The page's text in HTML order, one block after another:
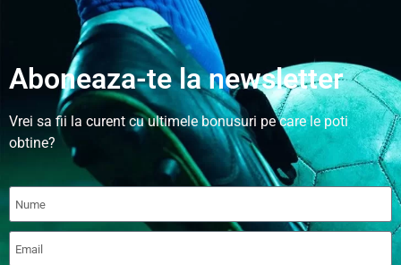
Aboneaza-te la newsletter
Vrei sa fii la curent cu ultimele bonusuri pe care le poti
obtine?